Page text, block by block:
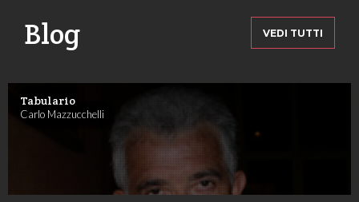
Blog VEDI TUTTI
Tabulario
Carlo Mazzucchelli